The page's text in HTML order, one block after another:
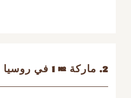
2. ماركة № 1 في روسيا